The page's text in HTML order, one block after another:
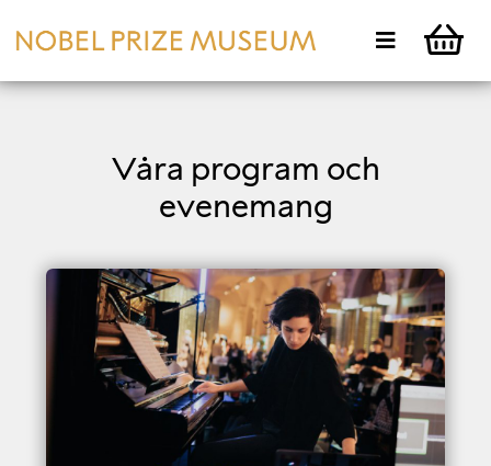
Våra program och
evenemang